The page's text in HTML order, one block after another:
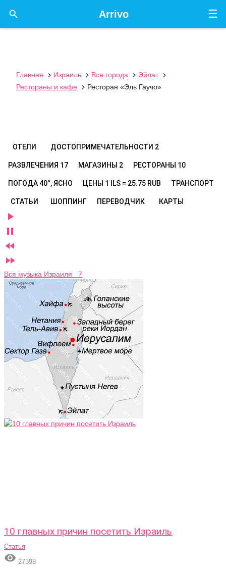
☰
Arrivo

Главная  Израиль  Все города  Эйлат

Рестораны и кафе
 Ресторан «Эль Гаучо»
ОТЕЛИ ДОСТОПРИМЕЧАТЕЛЬНОСТИ 2
РАЗВЛЕЧЕНИЯ 17 МАГАЗИНЫ 2 РЕСТОРАНЫ 10
ПОГОДА 40°, ЯСНО ЦЕНЫ 1 ILS = 25.75 RUB ТРАНСПОРТ
СТАТЬИ ШОППИНГ ПЕРЕВОДЧИК КАРТЫ




Вся музыка Израиля 7
10 главных причин посетить Израиль
Статья
 27398